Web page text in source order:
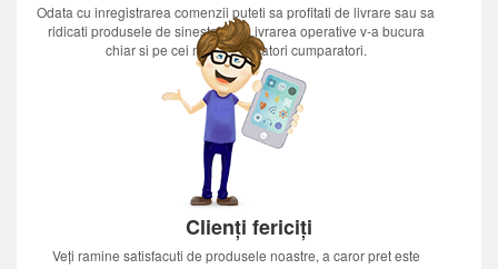
Odata cu inregistrarea comenzii puteti sa profitati de livrare sau sa
ridicati produsele de sinestatator.Livrarea operative v-a bucura
chiar si pe cei mai nerabdatori cumparatori.
Clienți fericiți
Veți ramine satisfacuti de produsele noastre, a caror pret este